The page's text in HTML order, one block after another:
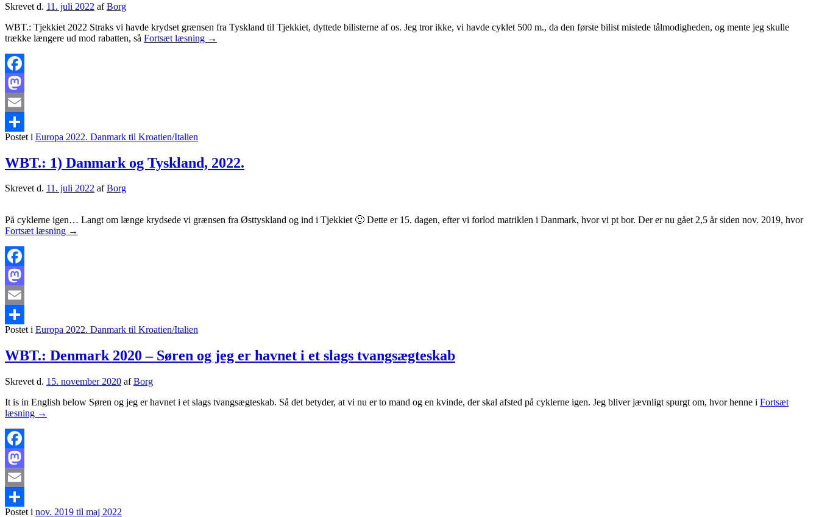
Skrevet d. 11. juli 2022 afBorg
WBT.: Tjekkiet 2022 Straks vi havde krydset grænsen fra Tyskland til Tjekkiet, dyttede bilisterne af os. Jeg tror ikke, vi havde cyklet 500 m., da den første bilist mistede tålmodigheden, og mente jeg skulle
trække længere ud mod rabatten, så Fortsæt læsning WBT.:
→
Facebook
Mastodon
Email
Share
Postet i Europa 2022. Danmark til Kroatien/Italien
WBT.: 1) Danmark og Tyskland, 2022.
Skrevet d. 11. juli 2022 afBorg
På cyklerne igen… Langt om længe krydsede vi grænsen fra Østtyskland og ind i Tjekkiet 🙂 Dette er 15. dagen, efter vi forlod matriklen i Danmark, hvor vi pt bor. Der er nu gået 2,5 år siden nov. 2019, hvor
Fortsæt læsning WBT.:
→
Facebook
Mastodon
Email
Share
Postet i Europa 2022. Danmark til Kroatien/Italien
WBT.: Denmark 2020 – Søren og jeg er havnet i et slags tvangsægteskab
Skrevet d. 15. november 2020 afBorg
It is in English below Søren og jeg er havnet i et slags tvangsægteskab. Så det betyder, at vi nu er to mand og en kvinde, der skal afsted på cyklerne igen. Jeg bliver jævnligt spurgt om, hvor henne i Fortsæt
læsning WBT.:
i
→
Facebook
Mastodon
Email
Postet i nov. 2019 til maj 2022